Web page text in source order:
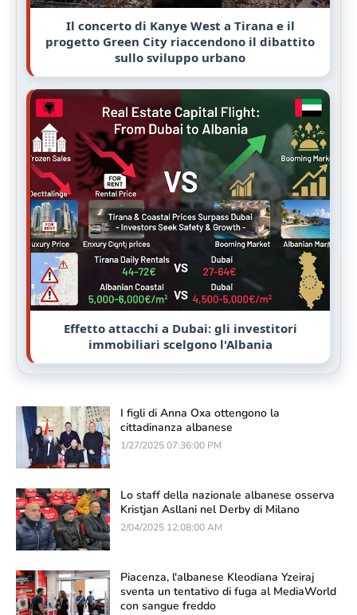
Il concerto di Kanye West a Tirana e il
progetto Green City riaccendono il dibattito
sullo sviluppo urbano
Effetto attacchi a Dubai: gli investitori
immobiliari scelgono l'Albania
I figli di Anna Oxa ottengono la
cittadinanza albanese
1/27/2025 07:36:00 PM
Lo staff della nazionale albanese osserva
Kristjan Asllani nel Derby di Milano
2/04/2025 12:08:00 AM
Piacenza, l'albanese Kleodiana Yzeiraj
sventa un tentativo di fuga al MediaWorld
con sangue freddo